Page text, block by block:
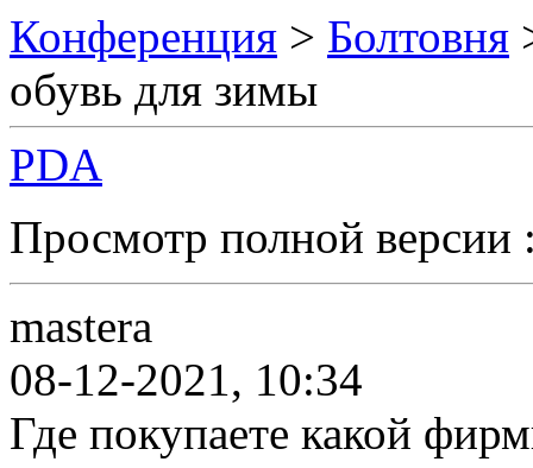
Конференция > Болтовня
обувь для зимы
PDA
Просмотр полной
mastera
08-12-2021, 10:34
Где покупаете какой